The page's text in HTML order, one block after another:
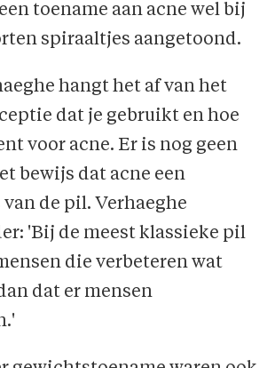
toename aan acne wel bij
spiraaltjes aangetoond.
hangt het af van het
dat je gebruikt en hoe
voor acne. Er is nog geen
bewijs dat acne een
de pil. Verhaeghe
'Bij de meest klassieke pil
die verbeteren wat
dat er mensen